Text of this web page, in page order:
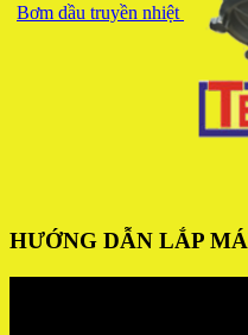
Bơm dầu truyền nhiệt
HƯỚNG DẪN LẮP